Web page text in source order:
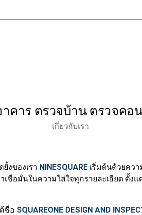
อาคาร ตรวจบ้าน ตรวจ
เกี่ยวกับเรา
งของเรา NINESQUARE เริ่มต้นด้วยคว
าเชื่อมั่นในความใส่ใจทุกรายละเอียด ตั้
ชื่อ SQUAREONE DESIGN AND